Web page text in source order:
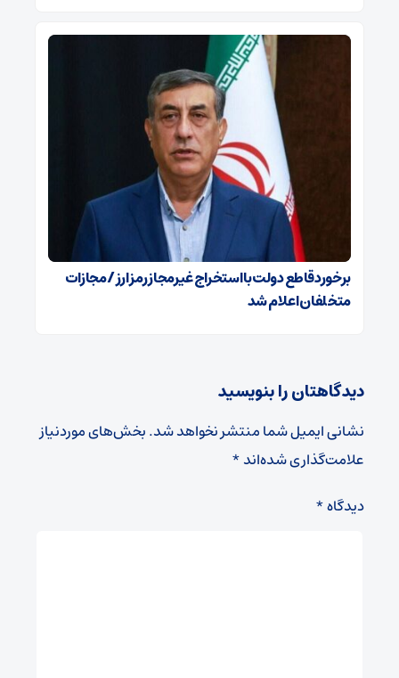
برخورد قاطع دولت با استخراج غیرمجاز رمز ارز / مجازات
متخلفان اعلام شد
دیدگاهتان را بنویسید
نشانی ایمیل شما منتشر نخواهد شد.بخش‌های موردنیاز
علامت‌گذاری شده‌اند*
دیدگاه*